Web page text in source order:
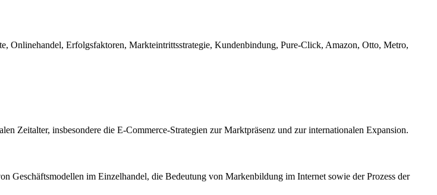
Onlinehandel, Erfolgsfaktoren, Markteintrittsstrategie, Kundenbindung, Pure-Click, Amazon, Otto, Metro,
Zeitalter, insbesondere die E-Commerce-Strategien zur Marktpräsenz und zur internationalen Expansion.
Geschäftsmodellen im Einzelhandel, die Bedeutung von Markenbildung im Internet sowie der Prozess der